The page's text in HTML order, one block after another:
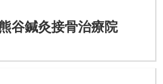
谷鍼灸接骨治療院